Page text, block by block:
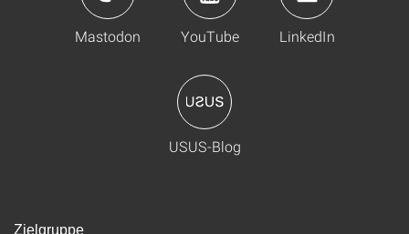
Mastodon YouTube LinkedIn
USUS-Blog
Zielgruppe